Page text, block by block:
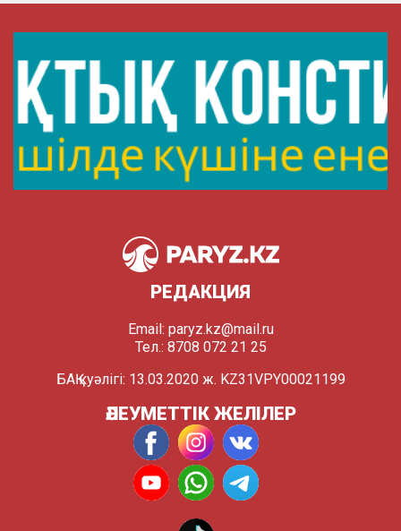
РЕДАКЦИЯ
Email: paryz.kz@mail.ru
Тел.: 8708 072 21 25
БАҚ куәлігі: 13.03.2020 ж. KZ31VPY00021199
ӘЛЕУМЕТТІК ЖЕЛІЛЕР